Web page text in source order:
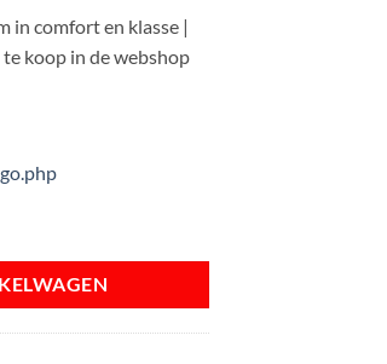
in comfort en klasse |
koop in de webshop